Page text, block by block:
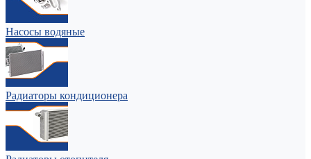
Насосы водяные
Радиаторы кондиционера